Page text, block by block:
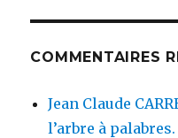
COMMENTAIRES
Jean Claude
l’arbre à